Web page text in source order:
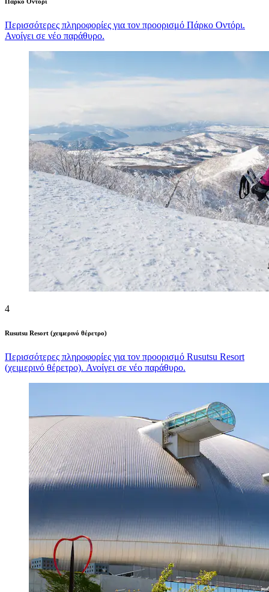
Περισσότερες πληροφορίες για τον προορισμό Πάρκο Οντόρι.
Ανοίγει σε νέο παράθυρο.
4
Rusutsu Resort (χειμερινό θέρετρο)
Περισσότερες πληροφορίες για τον προορισμό Rusutsu Resort
(χειμερινό θέρετρο). Ανοίγει σε νέο παράθυρο.